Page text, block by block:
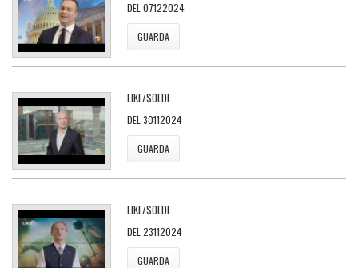
DEL 07122024
GUARDA
LIKE/SOLDI
DEL 30112024
GUARDA
LIKE/SOLDI
DEL 23112024
GUARDA